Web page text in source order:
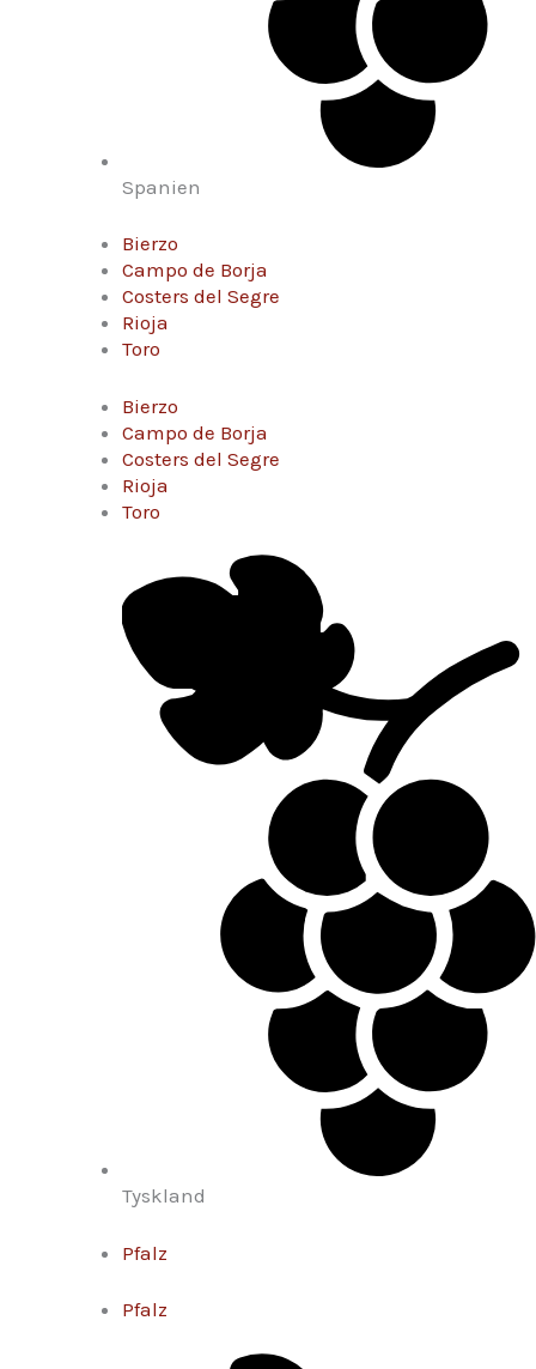
Spanien
Bierzo
Campo de Borja
Costers del Segre
Rioja
Toro
Bierzo
Campo de Borja
Costers del Segre
Rioja
Toro
Tyskland
Pfalz
Pfalz